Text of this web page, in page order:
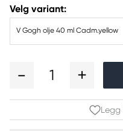
Velg variant:
V Gogh olje 40 ml Cadm.yellow
1
Legg